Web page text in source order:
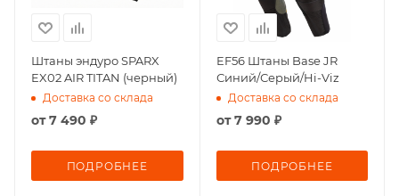
Штаны эндуро SPARX
EX02 AIR TITAN (черный)
Доставка со склада
от7 490 ₽
ПОДРОБНЕЕ
EF56 Штаны Base JR
Синий/Серый/Hi-Viz
Доставка со склада
от7 990 ₽
ПОДРОБНЕЕ